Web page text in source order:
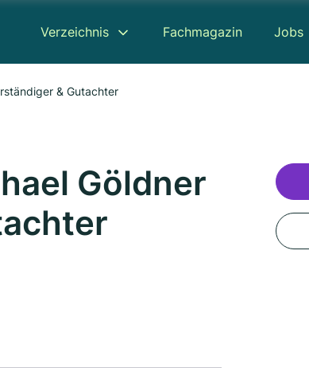
Verzeichnis Fachmagazin Jobs
& Gutachter
Göldner